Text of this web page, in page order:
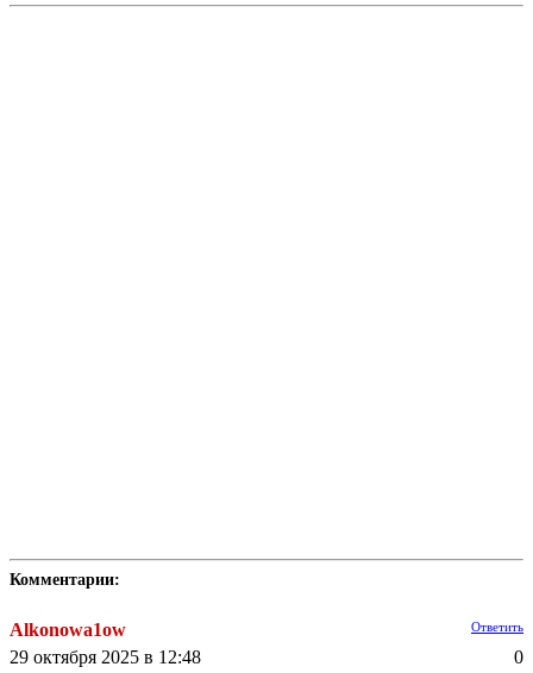
Комментарии:
Alkonowa1ow Ответить
0
29 октября 2025 в 12:48